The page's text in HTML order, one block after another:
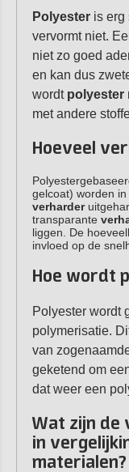
Polyesteris erg
vervormt niet.
niet zo goed
en kan dus
wordt polyester
met andere
Hoeveel
gelcoat) worden
verharder
transparante
liggen. De
invloed op de
Hoe wordt
Polyester wordt
polymerisatie.
van
geketend om
dat weer een
Wat zijn de
in
materialen?